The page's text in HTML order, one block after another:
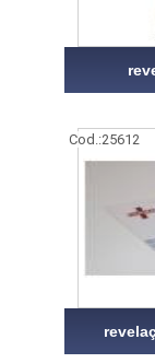
Cod.:25612